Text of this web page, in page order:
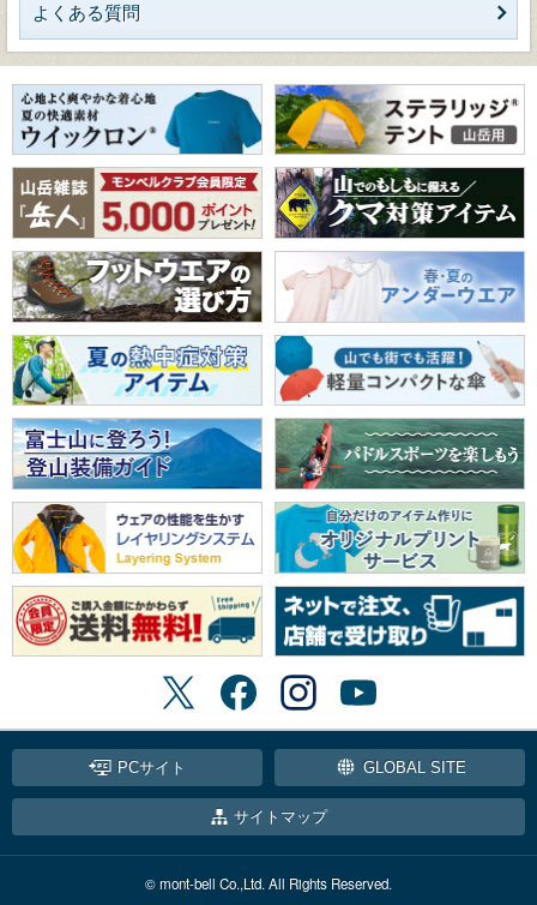
よくある質問
PCサイト GLOBAL SITE
サイトマップ
© mont-bell Co.,Ltd. All Rights Reserved.